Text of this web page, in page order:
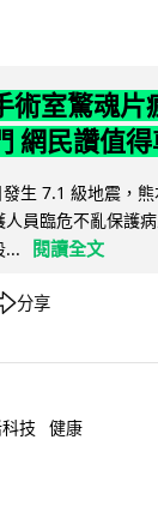
術室驚魂片
網民讚值
生 7.1 級地震，
員臨危不亂保護
...
閱讀全文
分享
技 健康